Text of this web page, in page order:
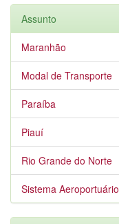
Assunto
Maranhão
Modal de Transporte
Paraíba
Piauí
Rio Grande do Norte
Sistema Aeroportuário